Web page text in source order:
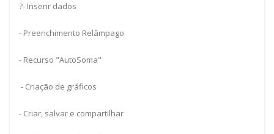
?- Inserir dados
- Preenchimento Relâmpago
- Recurso "AutoSoma"
- Criação de gráficos
- Criar, salvar e compartilhar